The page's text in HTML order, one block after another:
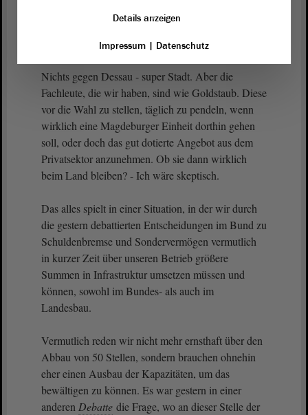
Orte, zum Beispiel von Magdeburg nach Dessau,
umziehen sollen.
Nichts gegen Dessau - super Stadt. Aber die
Fachleute, die wir haben, sind wie Goldstaub. Diese
vor die Wahl zu stellen, täglich zu pendeln, wenn
wirklich eine Magdeburger Einheit dorthin gehen
soll, oder doch das gut dotierte Angebot aus dem
Privatsektor anzunehmen. Ob sie dann wirklich
beim Land bleiben? - Ich wäre skeptisch.
Das alles spielt in einer Situation, in der wir durch
die gestern debattierten Entscheidungen im Bund zu
Schuldenbremse und Sondervermögen vermutlich
in kurzer Zeit über unseren Betrieb größere
Summen in Infrastruktur umsetzen müssen und
können, sowohl im Bundes- als auch im
Landesbau.
Vermutlich reden wir nicht mehr ernsthaft über den
Abbau von 50 Stellen, sondern brauchen ohnehin
eher einen Ausbau der Kapazitäten, um das
bewältigen zu können. Es war gestern in einer
anderen Debatte die Frage, wo an dieser Stelle der
Details anzeigen
Impressum| Datenschutz